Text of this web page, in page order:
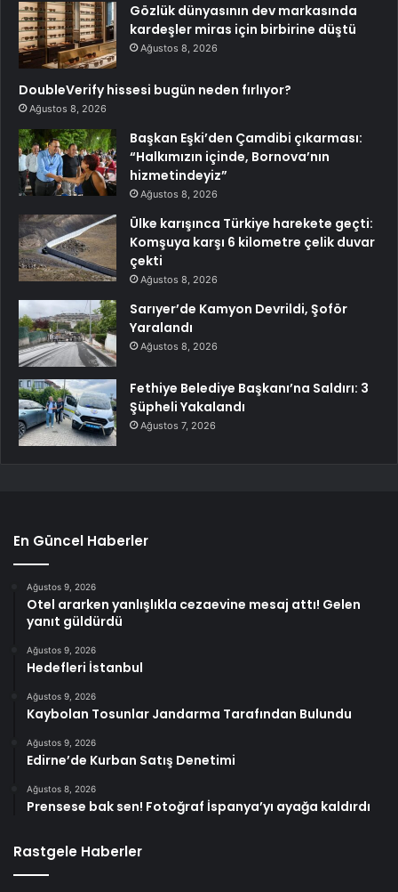
Gözlük dünyasının dev markasında
kardeşler miras için birbirine düştü
Ağustos 8, 2026
DoubleVerify hissesi bugün neden fırlıyor?
Ağustos 8, 2026
Başkan Eşki’den Çamdibi çıkarması:
“Halkımızın içinde, Bornova’nın
hizmetindeyiz”
Ağustos 8, 2026
Ülke karışınca Türkiye harekete geçti:
Komşuya karşı 6 kilometre çelik duvar
çekti
Ağustos 8, 2026
Sarıyer’de Kamyon Devrildi, Şoför
Yaralandı
Ağustos 8, 2026
Fethiye Belediye Başkanı’na Saldırı: 3
Şüpheli Yakalandı
Ağustos 7, 2026
En Güncel Haberler
Ağustos 9, 2026
Otel ararken yanlışlıkla cezaevine mesaj attı! Gelen
yanıt güldürdü
Ağustos 9, 2026
Hedefleri İstanbul
Ağustos 9, 2026
Kaybolan Tosunlar Jandarma Tarafından Bulundu
Ağustos 9, 2026
Edirne’de Kurban Satış Denetimi
Ağustos 8, 2026
Prensese bak sen! Fotoğraf İspanya’yı ayağa kaldırdı
Rastgele Haberler